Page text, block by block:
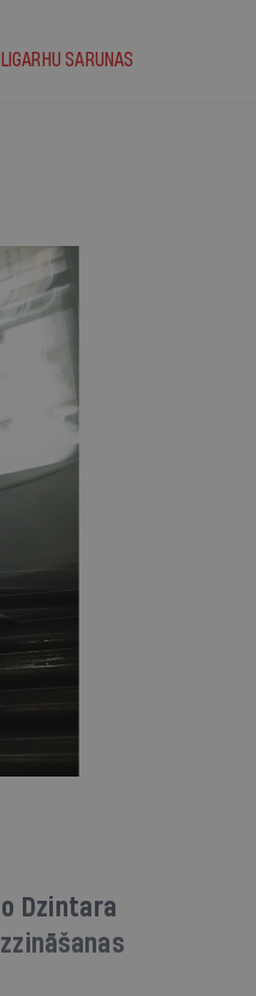
SARUNAS
Dzintara